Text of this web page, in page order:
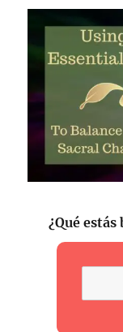
¿Qué estás